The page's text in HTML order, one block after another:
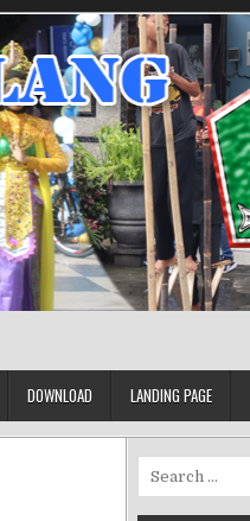
DOWNLOAD LANDING PAGE
Search for: